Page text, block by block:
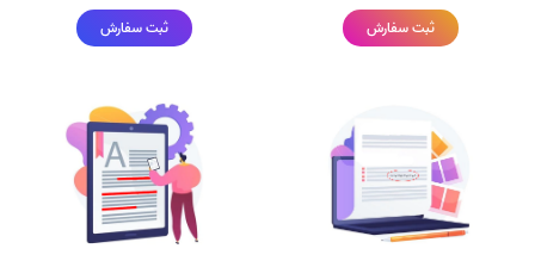
ثبت سفارش ثبت سفارش